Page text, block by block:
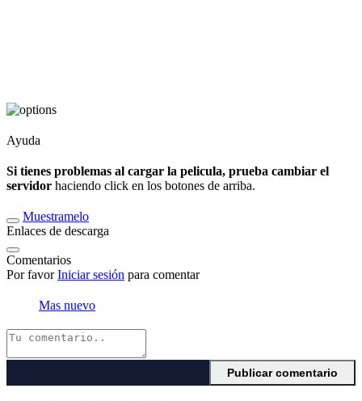
Ayuda
Si tienes problemas al cargar la pelicula, prueba cambiar el
servidor haciendo click en los botones de arriba.
Muestramelo
Enlaces de descarga
Comentarios
Por favorIniciar sesión para comentar
Mas nuevo